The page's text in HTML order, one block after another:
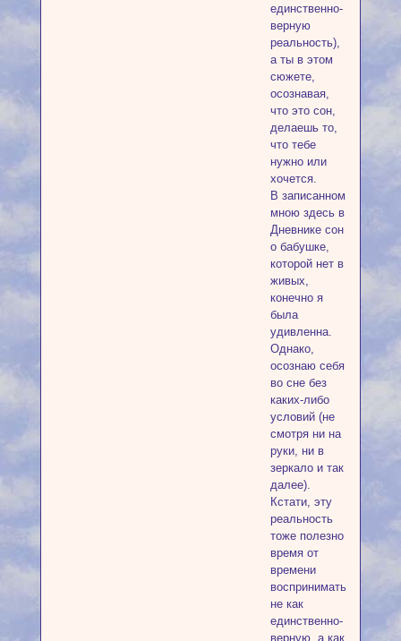
единственно-
верную
реальность),
а ты в этом
сюжете,
осознавая,
что это сон,
делаешь то,
что тебе
нужно или
хочется.
В записанном
мною здесь в
Дневнике сон
о бабушке,
которой нет в
живых,
конечно я
была
удивленна.
Однако,
осознаю себя
во сне без
каких-либо
условий (не
смотря ни на
руки, ни в
зеркало и так
далее).
Кстати, эту
реальность
тоже полезно
время от
времени
воспринимать
не как
единственно-
верную, а как